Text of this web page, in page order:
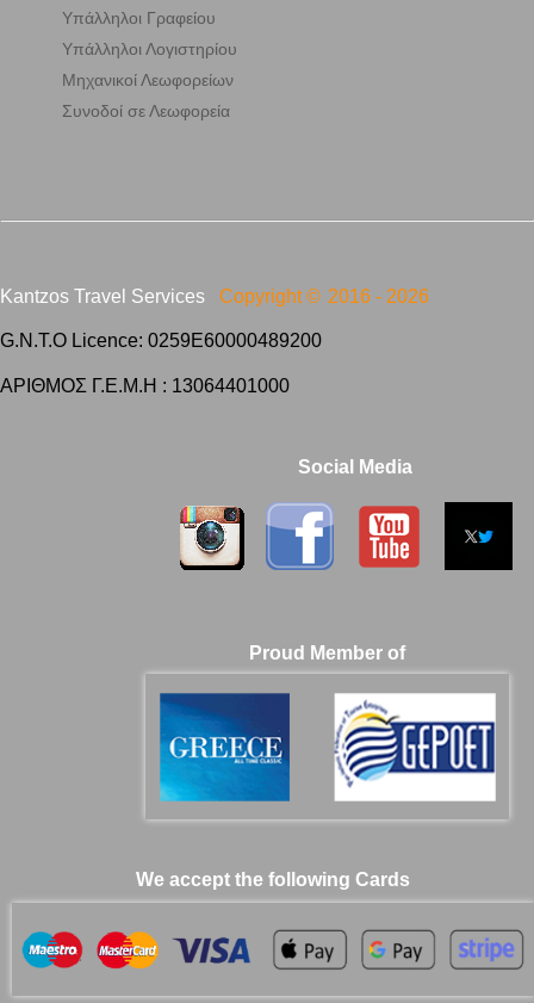
Υπάλληλοι Γραφείου
Υπάλληλοι Λογιστηρίου
Μηχανικοί Λεωφορείων
Συνοδοί σε Λεωφορεία
Kantzos Travel Services Copyright © 2016 - 2026
G.N.T.O Licence: 0259E60000489200
ΑΡΙΘΜΟΣ Γ.Ε.Μ.Η : 13064401000
Social Media
Proud Member of
We accept the following Cards